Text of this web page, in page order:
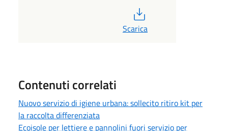
Scarica
Contenuti correlati
Nuovo servizio di igiene urbana: sollecito ritiro kit per
la raccolta differenziata
Ecoisole per lettiere e pannolini fuori servizio per